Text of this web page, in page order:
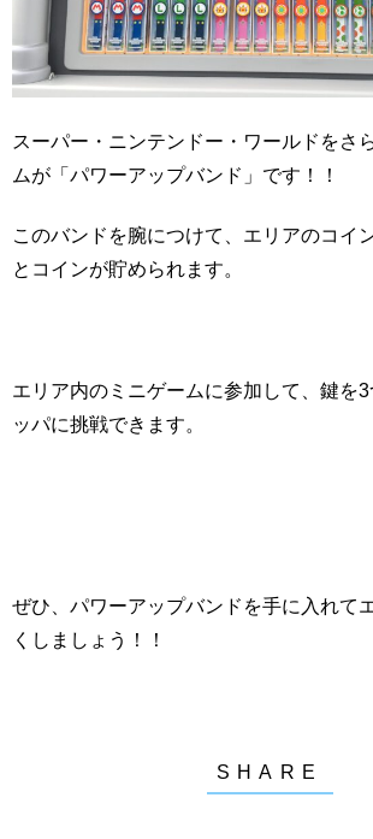
スーパー・ニンテンドー・ワールドをさ
ムが「パワーアップバンド」です！！
このバンドを腕につけて、エリアのコイ
とコインが貯められます。
エリア内のミニゲームに参加して、鍵を
ッパに挑戦できます。
ぜひ、パワーアップバンドを手に入れて
くしましょう！！